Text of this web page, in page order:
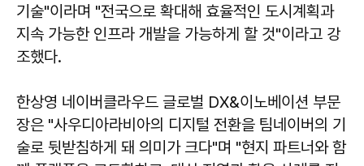
기술"이라며 "전국으로 확대해 효율적인 도시계획과
지속 가능한 인프라 개발을 가능하게 할 것"이라고 강
조했다.
한상영 네이버클라우드 글로벌 DX&이노베이션 부문
장은 "사우디아라비아의 디지털 전환을 팀네이버의 기
술로 뒷받침하게 돼 의미가 크다"며 "현지 파트너와 함